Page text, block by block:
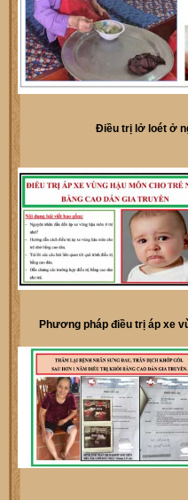
Điều trị lở loét ở
Phương pháp điều trị áp xe